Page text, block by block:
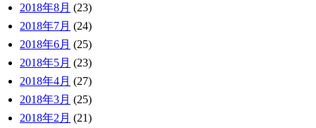
2018年8月 (23)
2018年7月 (24)
2018年6月 (25)
2018年5月 (23)
2018年4月 (27)
2018年3月 (25)
2018年2月 (21)